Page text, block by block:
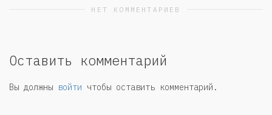
НЕТ КОММЕНТАРИЕВ
Оставить комментарий
Вы должны войти чтобы оставить комментарий.